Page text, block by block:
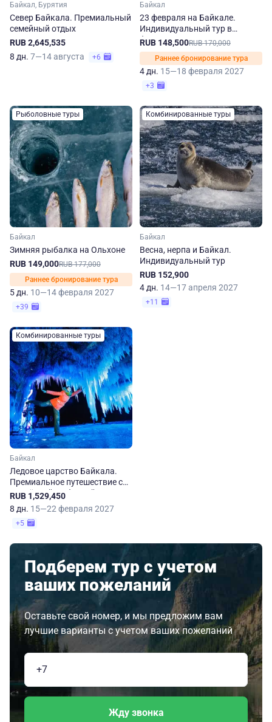
Байкал, Бурятия
Север Байкала. Премиальный
семейный отдых
RUB 2,645,535
8 дн. 7—14 августа +6
Байкал
23 февраля на Байкале.
Индивидуальный тур в
феврале и марте
RUB 148,500RUB 170,000
Раннее бронирование тура
4 дн. 15—18 февраля 2027
+3
Рыболовные туры
Байкал
Зимняя рыбалка на Ольхоне
RUB 149,000RUB 177,000
Раннее бронирование тура
5 дн. 10—14 февраля 2027
+39
Комбинированные туры
Байкал
Весна, нерпа и Байкал.
Индивидуальный тур
RUB 152,900
4 дн. 14—17 апреля 2027
+11
Комбинированные туры
Байкал
Ледовое царство Байкала.
Премиальное путешествие с
подлёдной рыбалкой
RUB 1,529,450
8 дн. 15—22 февраля 2027
+5
Подберем тур с учетом
ваших пожеланий
Оставьте свой номер, и мы предложим вам
лучшие варианты с учетом ваших пожеланий
Жду звонка